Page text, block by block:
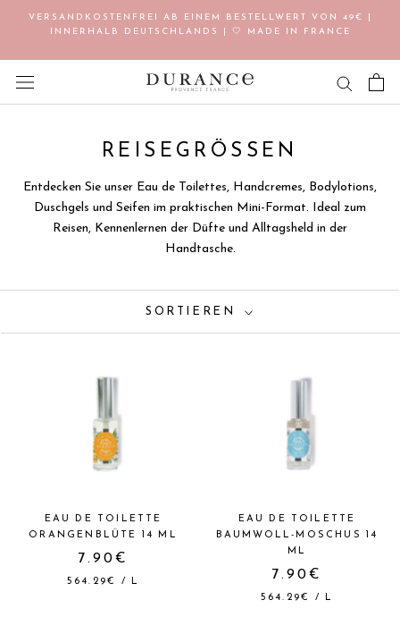
VERSANDKOSTENFREI AB EINEM BESTELLWERT VON 49€ |
INNERHALB DEUTSCHLANDS | 🤍 MADE IN FRANCE
REISEGRÖSSEN
Entdecken Sie unser Eau de Toilettes, Handcremes, Bodylotions,
Duschgels und Seifen im praktischen Mini-Format. Ideal zum
Reisen, Kennenlernen der Düfte und Alltagsheld in der
Handtasche.
SORTIEREN
EAU DE TOILETTE
ORANGENBLÜTE 14 ML
7.90€
564.29€ / L
EAU DE TOILETTE
BAUMWOLL-MOSCHUS 14
ML
7.90€
564.29€ / L